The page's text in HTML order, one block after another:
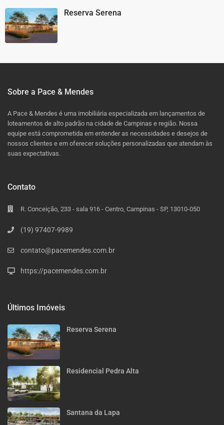
Reserva Serena
Sobre a Pace & Mendes
A Pace & Mendes é uma imobiliária especializada em lançamentos de
loteamentos de alto padrão na cidade de Campinas e região. Nossa
equipe está comprometida em entender as necessidades e desejos de
nossos clientes e em oferecer soluções personalizadas que atendam às
suas expectativas.
Contato
R. Conceição, 233 - sala 916 - Centro, Campinas - SP, 13010-050
(19) 97407-9989
contato@pacemendes.com.br
https://pacemendes.com.br
Últimos Imóveis
Reserva Serena
Residencial Pedra Alta
Santana da Lapa